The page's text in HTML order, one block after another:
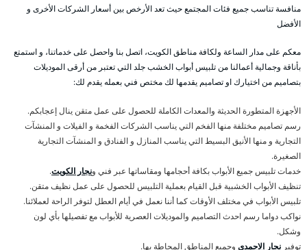
منافسة تناسب جميع فئات المجتمع حيث تعد الأرخص بين أسعار الشركات الأخرى و
الأفضل
معكم على مدار الساعة ولكافة مناطق الكويت، اتصل بنا واحصل على خدماتنا، و استمتع
بأناقة وجمالية أعمالنا من تلبيس أبواب الخشب جلد التي تعتبر من أرقى الموديلات
بتصاميم من اختيارك او تصاميم يقدمها لك مختص فني بعمله يقدم لك:
الأجهزة المتطورة الحديثة والمعدات الكاملة للحصول على عمل متقن ينال إعجابكم.
رسم تصاميم مختلفة منها الفخم التي يناسب الشركات الفخمة و الفيلات و المنشآت
التجارية و منها الأنيق البسيط التي يناسب المنازل و الفنادق و المنشآت التجارية
الصغيرة.
خدمات تلبيس جميع الأبواب بكافة أحجامها ومقاساتها عبر فني ونجار الكويت.
تنظيف الأبواب الخشبية قبل القيام بعملية التلبيس للحصول على عمل نظيف متقن.
تلبيس الأبواب في مختلف الأوقات كما أننا نعمل في أيام العطل لتوفر الراحة لعملائنا.
نواكب دواما رسم احدث التصاميم والموديلات العصرية للأبواب مع تفصيلها بأي لون
وشكل.
توفير نجار الاحمدي وجميع المناطق المحاطة بها.